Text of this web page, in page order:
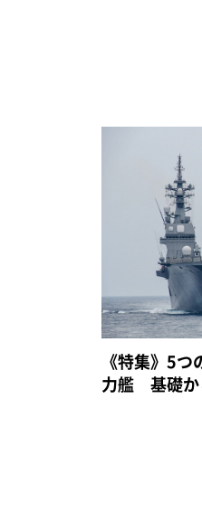
《特集》5
力艦 基礎か